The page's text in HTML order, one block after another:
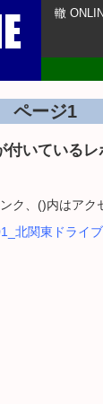
轍
ページ1
付いている
ク、()内はアク
北関東ドライブ